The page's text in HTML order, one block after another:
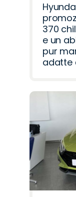
370
e un
pur
adatte